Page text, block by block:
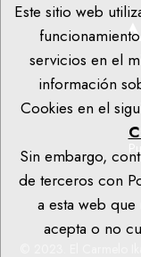
© 2023. El Carmelo
Este sitio web
servicios en el
información
Cookies en el
Sin embargo,
de terceros con
a esta web
acepta o no